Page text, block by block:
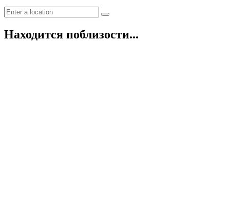
Находится поблизости...